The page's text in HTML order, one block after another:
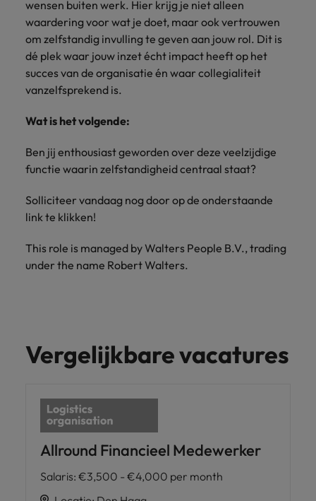
wensen buiten werk. Hier krijg je niet alleen
waardering voor wat je doet, maar ook vertrouwen
om zelfstandig invulling te geven aan jouw rol. Dit is
dé plek waar jouw inzet écht impact heeft op het
succes van de organisatie én waar collegialiteit
vanzelfsprekend is.
Wat is het volgende:
Ben jij enthousiast geworden over deze veelzijdige
functie waarin zelfstandigheid centraal staat?
Solliciteer vandaag nog door op de onderstaande
link te klikken!
This role is managed by Walters People B.V., trading
under the name Robert Walters.
Vergelijkbare vacatures
Allround Financieel Medewerker
Salaris: €3,500 - €4,000 per month